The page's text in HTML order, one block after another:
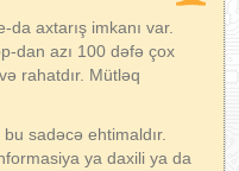
axtarış imkanı var.
dan azı 100 dəfə çox
rahatdır. Mütləq
sadəcə ehtimaldır.
ya daxili ya da